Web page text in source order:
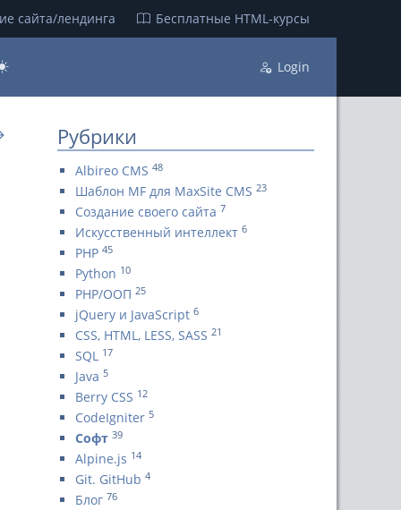
сайта/лендинга Бесплатные НТML-курсы
Login
Рубрики
Albireo CMS 48
Шаблон MF для MaxSite CMS 23
Создание своего сайта 7
Искусственный интеллект 6
PHP 45
Python 10
PHP/ООП 25
jQuery и JavaScript 6
CSS, HTML, LESS, SASS 21
SQL 17
Java 5
Berry CSS 12
CodeIgniter 5
Софт 39
Alpine.js 14
Git. GitHub 4
Блог 76